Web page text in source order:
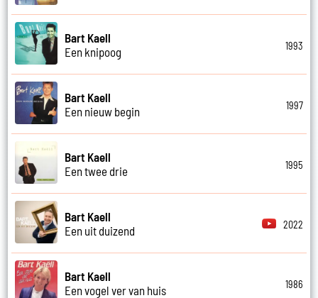
Bart Kaell
Een knipoog
1993
Bart Kaell
Een nieuw begin
1997
Bart Kaell
Een twee drie
1995
Bart Kaell
Een uit duizend
2022
Bart Kaell
Een vogel ver van huis
1986